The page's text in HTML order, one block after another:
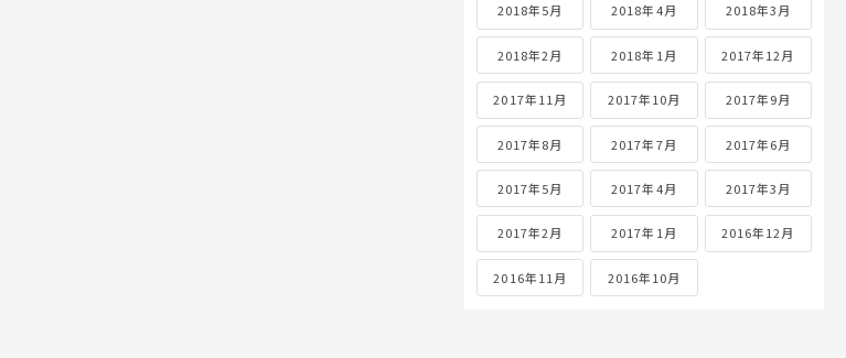
2018年5月 2018年4月 2018年3月
2018年2月 2018年1月 2017年12月
2017年11月 2017年10月 2017年9月
2017年8月 2017年7月 2017年6月
2017年5月 2017年4月 2017年3月
2017年2月 2017年1月 2016年12月
2016年11月 2016年10月